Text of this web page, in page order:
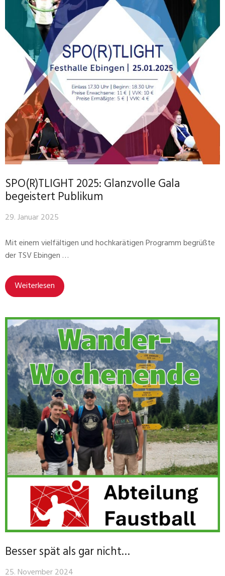
SPO(R)TLIGHT 2025: Glanzvolle Gala
begeistert Publikum
29. Januar 2025
Mit einem vielfältigen und hochkarätigen Programm begrüßte
der TSV Ebingen …
Weiterlesen
Besser spät als gar nicht…
25. November 2024